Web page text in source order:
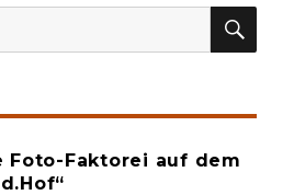
Foto-Faktorei auf dem